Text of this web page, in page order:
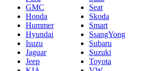
GMC
Honda
Hummer
Hyundai
Isuzu
Jaguar
Jeep
Seat
Skoda
Smart
SsangYong
Subaru
Suzuki
Toyota